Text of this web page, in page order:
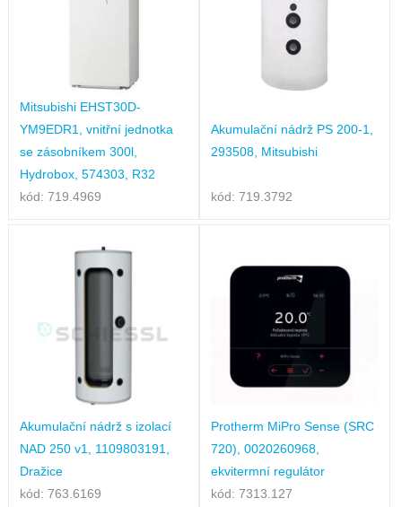
Mitsubishi EHST30D-
YM9EDR1, vnitřní jednotka
se zásobníkem 300l,
Hydrobox, 574303, R32
kód: 719.4969
Akumulační nádrž PS 200-1,
293508, Mitsubishi
kód: 719.3792
Akumulační nádrž s izolací
NAD 250 v1, 1109803191,
Dražice
kód: 763.6169
Protherm MiPro Sense (SRC
720), 0020260968,
ekvitermní regulátor
kód: 7313.127